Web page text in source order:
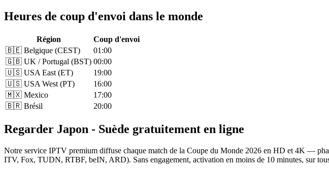
Heures de coup d'envoi dans le monde
Région
Coup d'envoi
🇧🇪 Belgique (CEST)
01:00
🇬🇧 UK / Portugal (BST) 00:00
🇺🇸 USA East (ET)
19:00
🇺🇸 USA West (PT)
16:00
🇲🇽 Mexico
17:00
🇧🇷 Brésil
20:00
Regarder Japon - Suède gratuitement en ligne
Notre service IPTV premium diffuse chaque match de la Coupe du Monde 2026 en HD et 4K —
ITV, Fox, TUDN, RTBF, beIN, ARD). Sans engagement, activation en moins de 10 minutes, sur